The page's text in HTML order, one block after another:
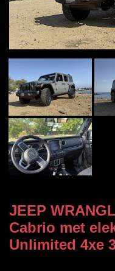
JEEP
Cabrio met
Unlimited 4xe